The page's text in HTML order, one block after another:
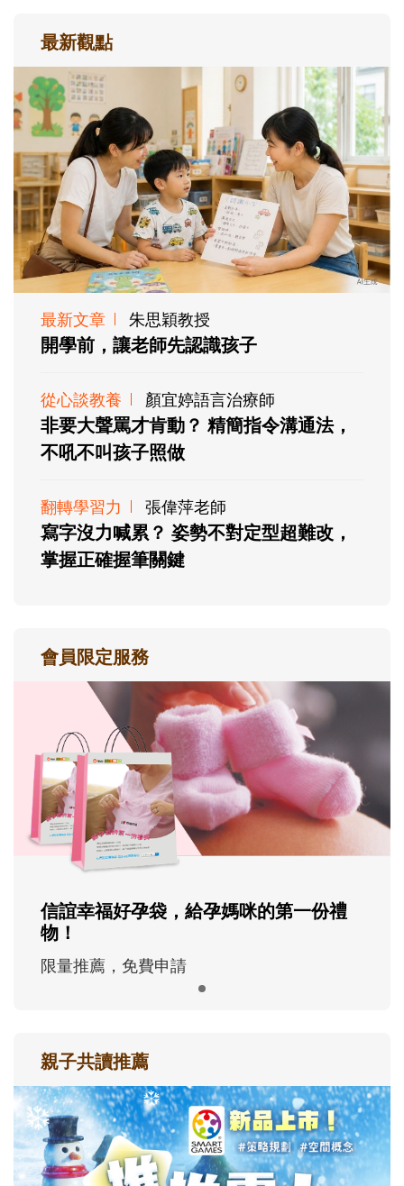
最新觀點
最新文章 朱思穎教授
開學前，讓老師先認識孩子
從心談教養 顏宜婷語言治療師
非要大聲罵才肯動？ 精簡指令溝通法，
不吼不叫孩子照做
翻轉學習力 張偉萍老師
寫字沒力喊累？ 姿勢不對定型超難改，
掌握正確握筆關鍵
會員限定服務
信誼幸福好孕袋，給孕媽咪的第一份禮
物！
限量推薦，免費申請
親子共讀推薦